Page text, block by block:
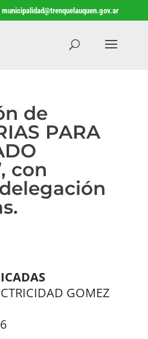
municipalidad@trenquelauquen.gov.ar
de
PARA
con
GOMEZ